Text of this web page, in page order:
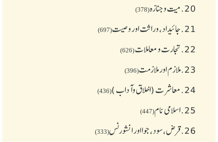
20. میت و جنازہ(378)
21. جائیداد، وراثت اور وصیت(697)
22. تجارت و معاملات(626)
23. ملازم اور ملازمت(396)
24. معاشرت (اخلاق وآداب )(436)
25. اسلامی نام(447)
26. قرض،سود، جوا اور انشورنس(333)